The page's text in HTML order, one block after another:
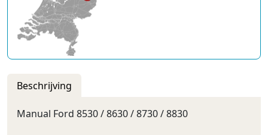
Beschrijving
Manual Ford 8530 / 8630 / 8730 / 8830